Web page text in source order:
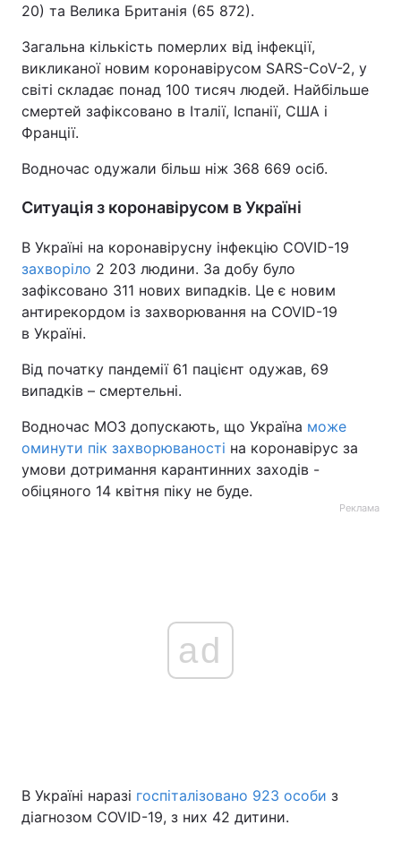
20) та Велика Британія (65 872).
Загальна кількість померлих від інфекції,
викликаної новим коронавірусом SARS-CoV-2, у
світі складає понад 100 тисяч людей. Найбільше
смертей зафіксовано в Італії, Іспанії, США і
Франції.
Водночас одужали більш ніж 368 669 осіб.
Ситуація з коронавірусом в Україні
В Україні на коронавірусну інфекцію COVID-19
захворіло 2 203 людини. За добу було
зафіксовано 311 нових випадків. Це є новим
антирекордом із захворювання на COVID-19
в Україні.
Від початку пандемії 61 пацієнт одужав, 69
випадків – смертельні.
Водночас МОЗ допускають, що Україна може
оминути пік захворюваності на коронавірус за
умови дотримання карантинних заходів -
обіцяного 14 квітня піку не буде.
Реклама
ad
В Україні наразі госпіталізовано 923 особи з
діагнозом COVID-19, з них 42 дитини.